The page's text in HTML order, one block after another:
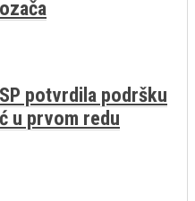
potvrdila podršku
u prvom redu